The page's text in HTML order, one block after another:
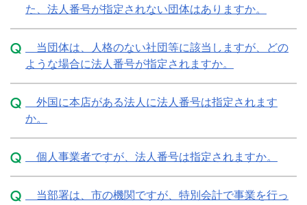
た、法人番号が指定されない団体はありますか。
当団体は、人格のない社団等に該当しますが、どの
ような場合に法人番号が指定されますか。
外国に本店がある法人に法人番号は指定されます
か。
個人事業者ですが、法人番号は指定されますか。
当部署は、市の機関ですが、特別会計で事業を行っ